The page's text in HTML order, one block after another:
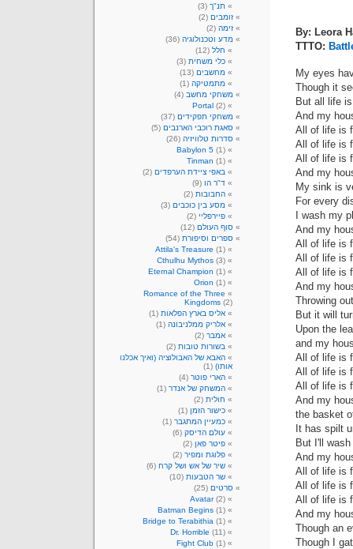
By: Leora
TTTO:
My eyes
Though it
But all life
And my
All of life is
All of life is
All of life is
And my
My sink is
For every
I wash my
And my
All of life is
All of life is
All of life is
And my
Throwing
But it will
Upon the
and my
All of life is
All of life is
All of life is
And my
the basket
It has spilt
But I'll
And my
All of life is
All of life is
All of life is
And my
Though an
Though I
תנ"ך (3)
זומבים (2)
זימה (2)
מדע וטכנולוגיה (36)
חלל (12)
כלי משחית (3)
מחשבים (13)
מתמטיקה (1)
משחקי מחשב (4)
Portal (2)
משחקי תפקידים (37)
סאגת רוכבי הארנבים (5)
סדרות טלוויזיה (26)
Babylon 5 (1)
Tinman (1)
באפי ציידת הערפדים (2)
ד"ר הו (9)
החבובות (2)
מסע בין כוכבים (3)
פיירפליי (2)
סוף העולם (12)
ספרים וסיפורת (54)
Attila's Treasure (1)
Cthulhu Mythos (3)
Eternal Champion (1)
Orion (1)
Romance of the Three
Kingdoms (2)
אליס בארץ הפלאות (1)
אלריק ממלניבונה (1)
אמבר (2)
בשורות טובות (2)
האבא של האבולוציה (ואיך אכלנו
אותו) (1)
הארי פוטר (4)
המשחק של אנדר (1)
חולית (2)
כישור הזמן (1)
כמעיין המתגבר (1)
עולם הדיסק (6)
פיטר פאן (2)
פלוגת ומפיר (2)
שיר של אש ושל קרח (6)
שר הטבעות (10)
סרטים (25)
Avatar(2)
Batman Begins (1)
Bridge to Terabithia (1)
Dr. Horrible (11)
Fight Club (1)